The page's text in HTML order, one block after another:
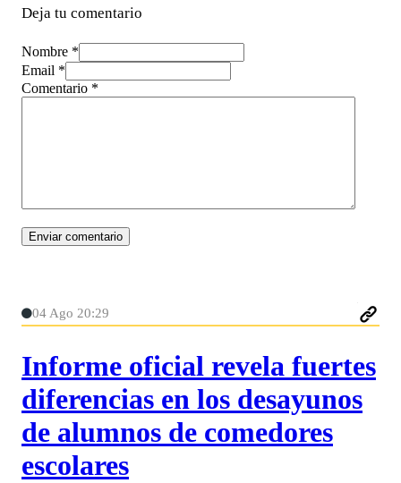
Deja tu comentario
Nombre *
Email *
Comentario *
04 Ago 20:29
Informe oficial revela fuertes
diferencias en los desayunos
de alumnos de comedores
escolares